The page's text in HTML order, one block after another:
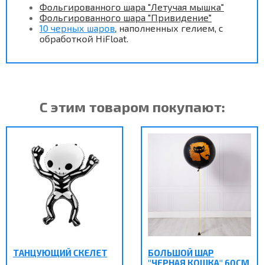
Фольгированного шара "Летучая мышка"
Фольгированного шара "Привидение"
10 черных шаров , наполненных гелием, с
обработкой HiFloat.
С этим товаром покупают:
ТАНЦУЮЩИЙ СКЕЛЕТ
БОЛЬШОЙ ШАР
"ЧЕРНАЯ КОШКА" 60СМ